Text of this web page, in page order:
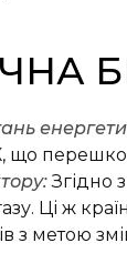
Згідно
Ці ж
з метою